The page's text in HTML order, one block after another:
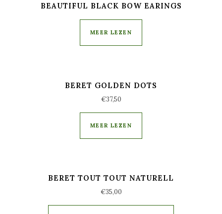
BEAUTIFUL BLACK BOW EARINGS
MEER LEZEN
BERET GOLDEN DOTS
€37,50
MEER LEZEN
BERET TOUT TOUT NATURELL
€35,00